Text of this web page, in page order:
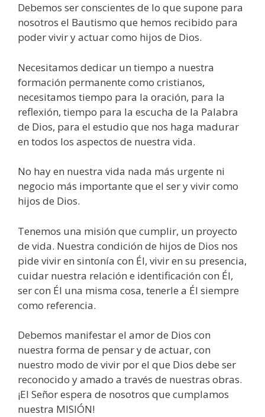
Debemos ser conscientes de lo que supone para
nosotros el Bautismo que hemos recibido para
poder vivir y actuar como hijos de Dios.
Necesitamos dedicar un tiempo a nuestra
formación permanente como cristianos,
necesitamos tiempo para la oración, para la
reflexión, tiempo para la escucha de la Palabra
de Dios, para el estudio que nos haga madurar
en todos los aspectos de nuestra vida.
No hay en nuestra vida nada más urgente ni
negocio más importante que el ser y vivir como
hijos de Dios.
Tenemos una misión que cumplir, un proyecto
de vida. Nuestra condición de hijos de Dios nos
pide vivir en sintonía con Él, vivir en su presencia,
cuidar nuestra relación e identificación con Él,
ser con Él una misma cosa, tenerle a Él siempre
como referencia.
Debemos manifestar el amor de Dios con
nuestra forma de pensar y de actuar, con
nuestro modo de vivir por el que Dios debe ser
reconocido y amado a través de nuestras obras.
¡El Señor espera de nosotros que cumplamos
nuestra MISIÓN!